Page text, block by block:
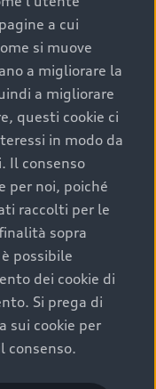
manutenzione
interni: una
e attenzione del
e
stato garantiscono
ufficiale
Audi Prima
prodotto che viene
e coperto da
tutela del tuo
a cui
si muove
a migliorare la
a migliorare
questi cookie ci
in modo da
Il consenso
per noi, poiché
raccolti per le
sopra
possibile
dei cookie di
Si prega di
sui cookie per
consenso.